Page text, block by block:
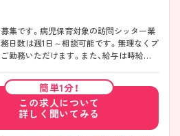
集です。病児保育対象の訪問シッター業
日数は週1日～相談可能です。無理なくプ
勤務いただけます。また、給与は時給
お気軽にご相談ください！
簡単1分！
この求人について
詳しく聞いてみる